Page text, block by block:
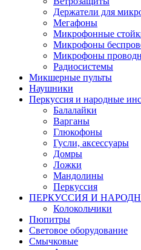
Держатели для
Мегафоны
Микрофонные
Микрофоны
Микрофоны
Радиосистемы
Микшерные пульты
Наушники
Перкуссия и народные
Балалайки
Варганы
Глюкофоны
Гусли, аксессуары
Домры
Ложки
Мандолины
Перкуссия
ПЕРКУССИЯ И
Колокольчики
Пюпитры
Световое оборудование
Смычковые